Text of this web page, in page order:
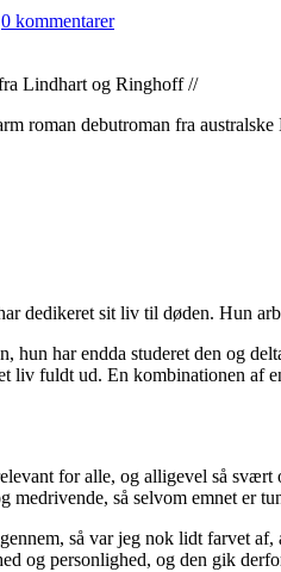
0 kommentarer
Lindhart og Ringhoff //
roman debutroman fra
dedikeret sit liv til døden. Hun
hun har endda studeret den og
liv fuldt ud. En kombinationen af
for alle, og alligevel så
så selvom emnet er
så var jeg nok lidt farvet
og personlighed, og den gik